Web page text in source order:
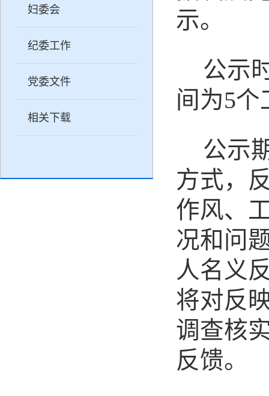
妇委会
纪委工作
党委文件
相关下载
示。
公示
间为5个
公示
方式，
作风、
况和问
人名义
将对反
调查核
反馈。